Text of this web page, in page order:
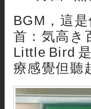
BGM，這
首：気高き
Little Bird
療感覺但聽